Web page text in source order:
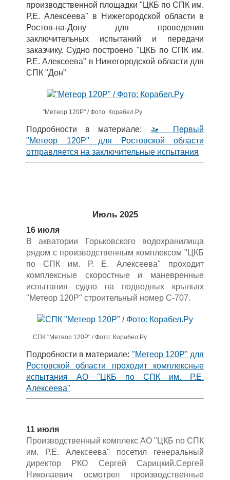
производственной площадки "ЦКБ по СПК им.
Р.Е. Алексеева" в Нижегородской области в
Ростов-на-Дону для проведения
заключительных испытаний и передачи
заказчику. Судно построено "ЦКБ по СПК им.
Р.Е. Алексеева" в Нижегородской области для
СПК "Дон"
"Метеор 120Р" / Фото: Корабел.Ру
Подробности в материале:
🚤 Первый
"Метеор 120Р" для Ростовской области
отправляется на заключительные испытания
Июль 2025
16 июля
В акватории Горьковского водохранилища
рядом с производственным комплексом "ЦКБ
по СПК им. Р. Е. Алексеева" проходит
комплексные скоростные и маневренные
испытания судно на подводных крыльях
"Метеор 120Р" строительный номер С-707.
СПК "Метеор 120Р" / Фото: Корабел.Ру
Подробности в материале: "Метеор 120Р" для
Ростовской области проходит комплексные
испытания АО "ЦКБ по СПК им. Р.Е.
Алексеева"
11 июля
Производственный комплекс АО "ЦКБ по СПК
им. Р.Е. Алексеева" посетил генеральный
директор РКО Сергей Сарицкий.Сергей
Николаевич осмотрел производственные